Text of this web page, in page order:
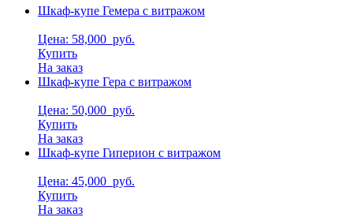
Шкаф-купе Гемера с витражом
Цена: 58,000 руб.
Купить
На заказ
Шкаф-купе Гера с витражом
Цена: 50,000 руб.
Купить
На заказ
Шкаф-купе Гиперион с витражом
Цена: 45,000 руб.
Купить
На заказ